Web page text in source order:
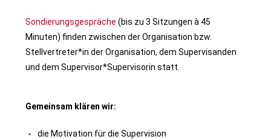
Sondierungsgespräche (bis zu 3 Sitzungen à 45
Minuten) finden zwischen der Organisation bzw.
Stellvertreter*in der Organisation, dem Supervisanden
und dem Supervisor*Supervisorin statt.
Gemeinsam klären wir:
die Motivation für die Supervision